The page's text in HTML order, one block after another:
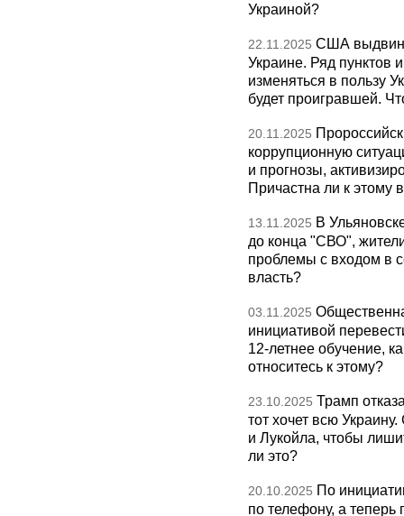
Украиной?
22.11.2025 США
Украине. Ряд пунктов
изменяться в пользу
будет проигравшей.
20.11.2025
коррупционную
и прогнозы,
Причастна ли к этому
13.11.2025 В
до конца "СВО",
проблемы с входом в
власть?
03.11.2025
инициативой
12-летнее обучение,
относитесь к этому?
23.10.2025 Трамп
тот хочет всю
и Лукойла, чтобы
ли это?
20.10.2025 По
по телефону, а теперь